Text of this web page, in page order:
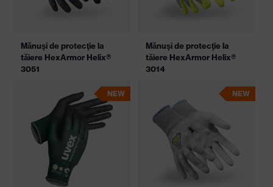
Mănuşi de protecţie la
tăiere HexArmor Helix®
3051
Mănuşi de protecţie la
tăiere HexArmor Helix®
3014
NEW NEW